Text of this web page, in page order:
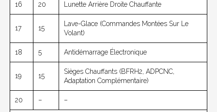
16 20 Lunette Arrière Droite Chauffante
17 15
Lave-Glace (commandes Montées Sur Le
Volant)
18 5 Antidémarrage Électronique
19 15
Sièges Chauffants (BFRH2, ADPCNC,
Adaptation Complémentaire)
20 – –